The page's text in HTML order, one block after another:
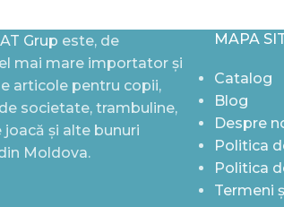
Grup este, de
mai mare importator și
articole pentru copii,
societate, trambuline,
și alte bunuri
Moldova.
MAPA
Catalog
Blog
Despre
Politica
Politica
Termeni